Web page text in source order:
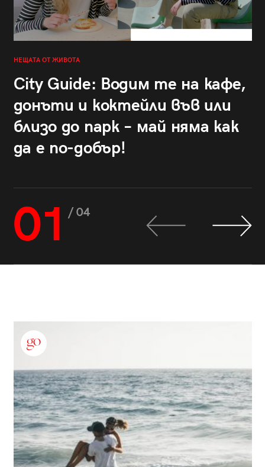
НЕЩАТА ОТ ЖИВОТА
City Guide: Водим те на кафе,
донъти и коктейли във или
близо до парк – май няма как
да е по-добър!
01 / 04